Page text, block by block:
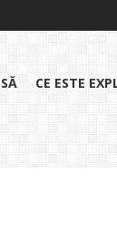
CE ESTE